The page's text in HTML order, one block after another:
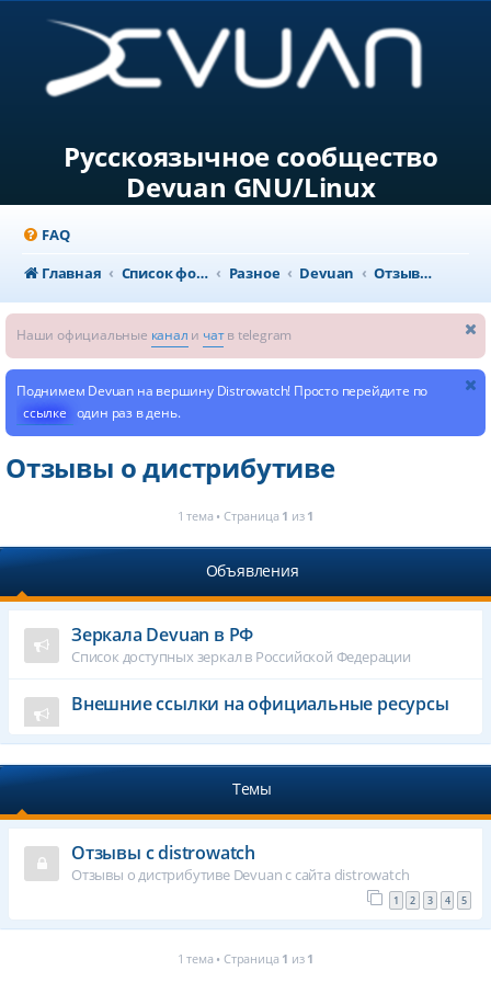
Русскоязычное сообщество
Devuan GNU/Linux
FAQ
Главная
Список форумов Разное Devuan Отзывы о дистрибутиве
Наши официальные канал и чатв telegram
Поднимем Devuan на вершину Distrowatch! Просто перейдите по
ссылке один раз в день.
Отзывы о дистрибутиве
1 тема • Страница 1 из 1
Объявления
Зеркала Devuan в РФ
Список доступных зеркал в Российской Федерации
Внешние ссылки на официальные ресурсы
Темы
Отзывы с distrowatch
Отзывы о дистрибутиве Devuan с сайта distrowatch
1 2 3 4 5
1 тема • Страница 1 из 1